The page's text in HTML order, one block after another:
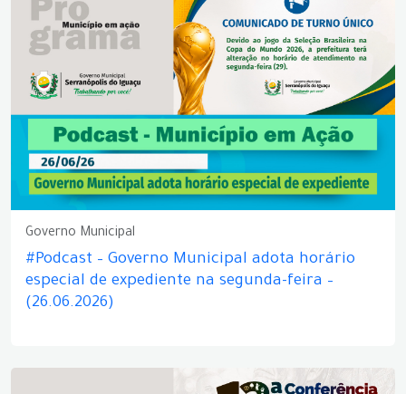
Governo Municipal
#Podcast – Governo Municipal adota horário
especial de expediente na segunda-feira –
(26.06.2026)